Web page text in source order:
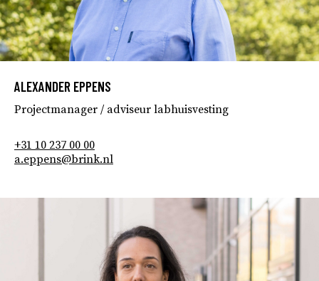
ALEXANDER EPPENS
Projectmanager / adviseur labhuisvesting
+31 10 237 00 00
a.eppens@brink.nl